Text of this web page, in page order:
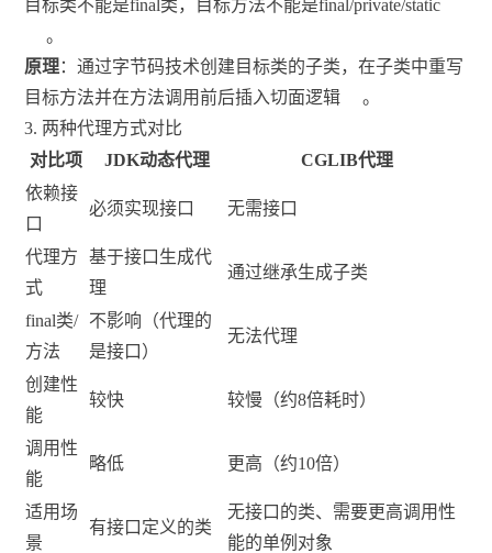
目标类不能是final类，目标方法不能是final/private/static
。
原理：通过字节码技术创建目标类的子类，在子类中重写
目标方法并在方法调用前后插入切面逻辑
。
3. 两种代理方式对比
对比项
JDK动态代理
CGLIB代理
依赖接
口
必须实现接口 无需接口
代理方
式
基于接口生成代
理
通过继承生成子类
final类/
方法
不影响（代理的
是接口）
无法代理
创建性
能
较快 较慢（约8倍耗时）
调用性
能
略低 更高（约10倍）
适用场
景
有接口定义的类
无接口的类、需要更高调用性
能的单例对象